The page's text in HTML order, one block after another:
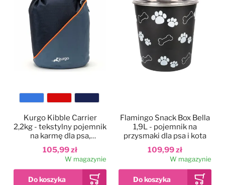
Kolor
105,99 zł
Kurgo Kibble Carrier
2,2kg - tekstylny pojemnik
na karmę dla psa,
wodoodporny
W magazynie
109,99 zł
Flamingo Snack Box Bella
1,9L - pojemnik na
przysmaki dla psa i kota
W magazynie